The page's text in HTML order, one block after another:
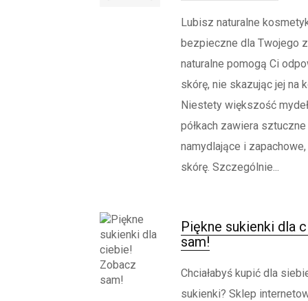
Lubisz naturalne
bezpieczne dla Twojego
naturalne pomogą Ci
skórę, nie skazując jej na
Niestety większość
półkach zawiera sztuczne
namydlające i
skórę. Szczególnie...
Piękne sukienki dla
sam!
Chciałabyś kupić dla
sukienki? Sklep